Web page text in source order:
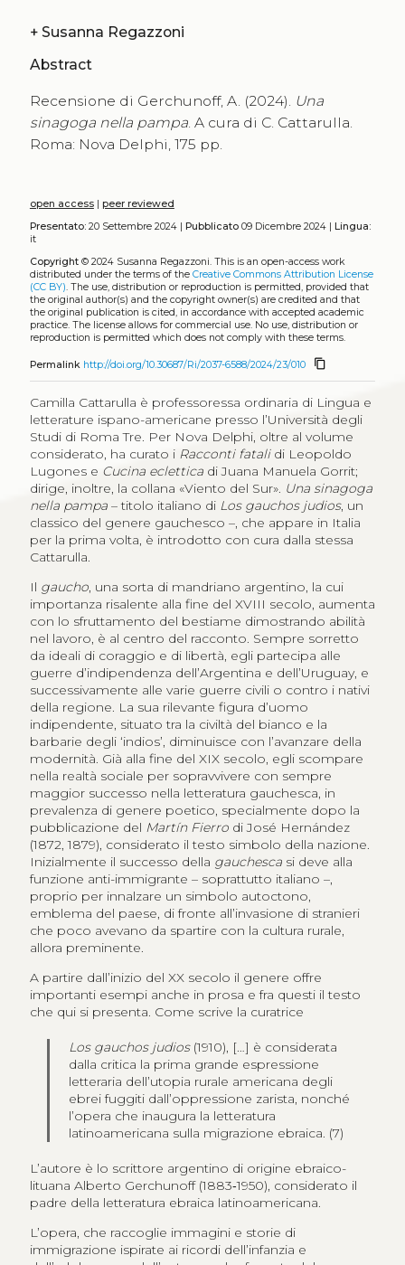
+ Susanna Regazzoni
Abstract
Recensione di Gerchunoff, A. (2024). Una
sinagoga nella pampa. A cura di C. Cattarulla.
Roma: Nova Delphi, 175 pp.
open access| peer reviewed
Presentato:20 Settembre 2024 | Pubblicato09 Dicembre 2024 |
Lingua:
it
Copyright© 2024 Susanna Regazzoni. This is an open-access work
distributed under the terms of the Creative Commons Attribution License
(CC BY). The use, distribution or reproduction is permitted, provided that
the original author(s) and the copyright owner(s) are credited and that
the original publication is cited, in accordance with accepted academic
practice. The license allows for commercial use. No use, distribution or
reproduction is permitted which does not comply with these terms.
Permalink http://doi.org/10.30687/Ri/2037-6588/2024/23/010 content_copy
Camilla Cattarulla è professoressa ordinaria di Lingua e
letterature ispano-americane presso l’Università degli
Studi di Roma Tre. Per Nova Delphi, oltre al volume
considerato, ha curato i Racconti fatalidi Leopoldo
Lugones e Cucina ecletticadi Juana Manuela Gorrit;
dirige, inoltre, la collana «Viento del Sur». Una sinagoga
nella pampa– titolo italiano di Los gauchos judios, un
classico del genere gauchesco –, che appare in Italia
per la prima volta, è introdotto con cura dalla stessa
Cattarulla.
Il gaucho, una sorta di mandriano argentino, la cui
importanza risalente alla fine del XVIII secolo, aumenta
con lo sfruttamento del bestiame dimostrando abilità
nel lavoro, è al centro del racconto. Sempre sorretto
da ideali di coraggio e di libertà, egli partecipa alle
guerre d’indipendenza dell’Argentina e dell’Uruguay, e
successivamente alle varie guerre civili o contro i nativi
della regione. La sua rilevante figura d’uomo
indipendente, situato tra la civiltà del bianco e la
barbarie degli ‘indios’, diminuisce con l’avanzare della
modernità. Già alla fine del XIX secolo, egli scompare
nella realtà sociale per sopravvivere con sempre
maggior successo nella letteratura gauchesca, in
prevalenza di genere poetico, specialmente dopo la
pubblicazione del Martín Fierrodi José Hernández
(1872, 1879), considerato il testo simbolo della nazione.
Inizialmente il successo della gauchescasi deve alla
funzione anti-immigrante – soprattutto italiano –,
proprio per innalzare un simbolo autoctono,
emblema del paese, di fronte all’invasione di stranieri
che poco avevano da spartire con la cultura rurale,
allora preminente.
A partire dall’inizio del XX secolo il genere offre
importanti esempi anche in prosa e fra questi il testo
che qui si presenta. Come scrive la curatrice
Los gauchos judios(1910), […] è considerata
dalla critica la prima grande espressione
letteraria dell’utopia rurale americana degli
ebrei fuggiti dall’oppressione zarista, nonché
l’opera che inaugura la letteratura
latinoamericana sulla migrazione ebraica. (7)
L’autore è lo scrittore argentino di origine ebraico-
lituana Alberto Gerchunoff (1883‑1950), considerato il
padre della letteratura ebraica latinoamericana.
L’opera, che raccoglie immagini e storie di
immigrazione ispirate ai ricordi dell’infanzia e